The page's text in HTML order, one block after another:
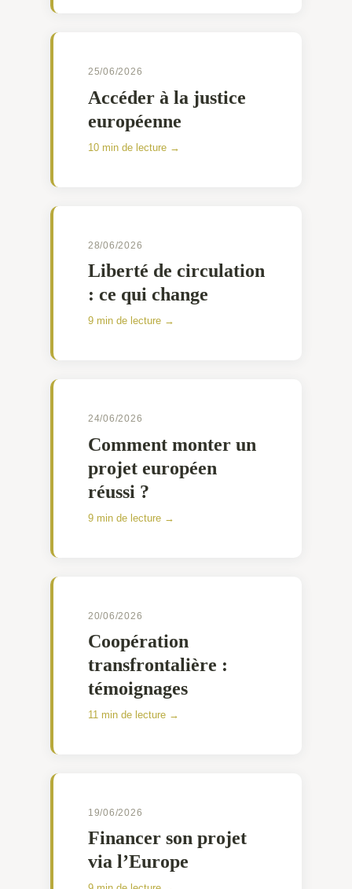
25/06/2026
Accéder à la justice
européenne
10 min de lecture →
28/06/2026
Liberté de circulation
: ce qui change
9 min de lecture →
24/06/2026
Comment monter un
projet européen
réussi ?
9 min de lecture →
20/06/2026
Coopération
transfrontalière :
témoignages
11 min de lecture →
19/06/2026
Financer son projet
via l’Europe